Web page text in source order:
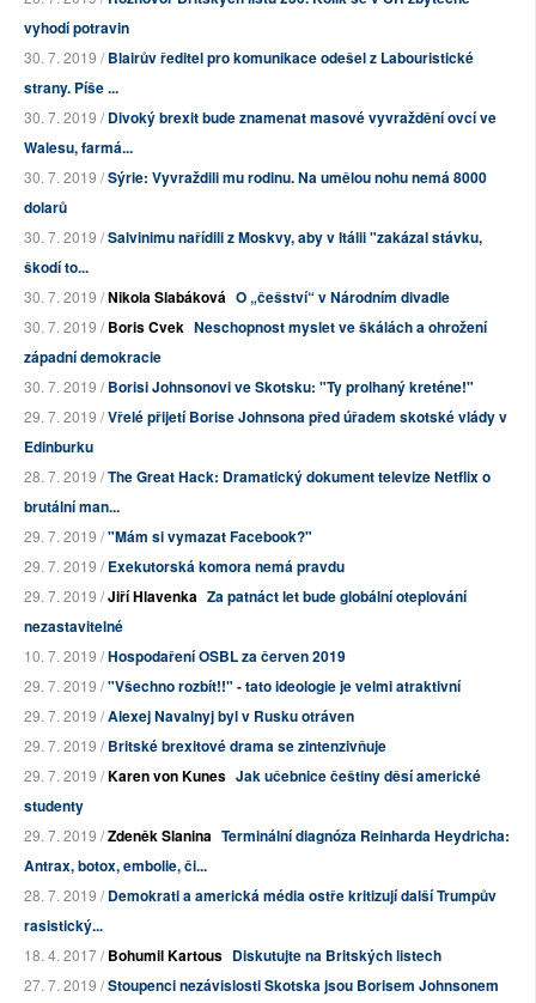
vyhodí potravin
30. 7. 2019 /Blairův ředitel pro komunikace odešel z Labouristické
strany. Píše ...
30. 7. 2019 /Divoký brexit bude znamenat masové vyvraždění ovcí ve
Walesu, farmá...
30. 7. 2019 /Sýrie: Vyvraždili mu rodinu. Na umělou nohu nemá 8000
dolarů
30. 7. 2019 /Salvinimu nařídili z Moskvy, aby v Itálii "zakázal stávku,
škodí to...
30. 7. 2019 /Nikola Slabáková O „češství“ v Národním divadle
30. 7. 2019 /Boris Cvek Neschopnost myslet ve škálách a ohrožení
západní demokracie
30. 7. 2019 /Borisi Johnsonovi ve Skotsku: "Ty prolhaný kreténe!"
29. 7. 2019 /Vřelé přijetí Borise Johnsona před úřadem skotské vlády v
Edinburku
28. 7. 2019 /The Great Hack: Dramatický dokument televize Netflix o
brutální man...
29. 7. 2019 /"Mám si vymazat Facebook?"
29. 7. 2019 /Exekutorská komora nemá pravdu
29. 7. 2019 /Jiří Hlavenka Za patnáct let bude globální oteplování
nezastavitelné
10. 7. 2019 /Hospodaření OSBL za červen 2019
29. 7. 2019 /"Všechno rozbít!!" - tato ideologie je velmi atraktivní
29. 7. 2019 /Alexej Navalnyj byl v Rusku otráven
29. 7. 2019 /Britské brexitové drama se zintenzivňuje
29. 7. 2019 /Karen von Kunes Jak učebnice češtiny děsí americké
studenty
29. 7. 2019 /Zdeněk Slanina Terminální diagnóza Reinharda Heydricha:
Antrax, botox, embolie, či...
28. 7. 2019 /Demokrati a americká média ostře kritizují další Trumpův
rasistický...
18. 4. 2017 /Bohumil Kartous Diskutujte na Britských listech
27. 7. 2019 /Stoupenci nezávislosti Skotska jsou Borisem Johnsonem